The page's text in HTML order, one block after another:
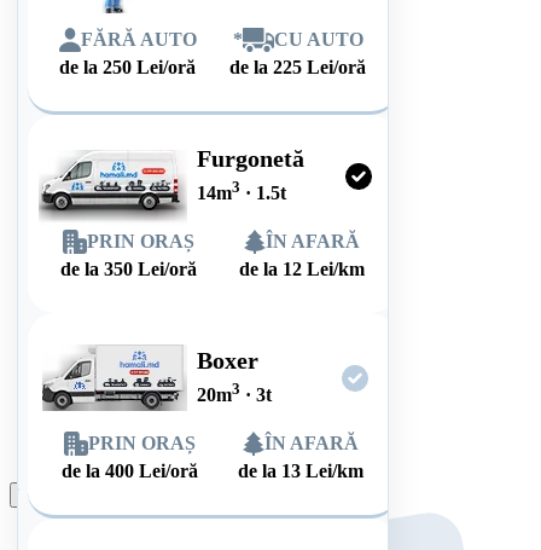
FĂRĂ AUTO
de la250 Lei/oră
*
CU AUTO
de la225 Lei/oră
Furgonetă
14m3 · 1.5t
PRIN ORAȘ
de la 350 Lei/oră
ÎN AFARĂ
de la 12 Lei/km
Boxer
20m3 · 3t
PRIN ORAȘ
de la400 Lei/oră
ÎN AFARĂ
de la 13 Lei/km
Plasează comanda